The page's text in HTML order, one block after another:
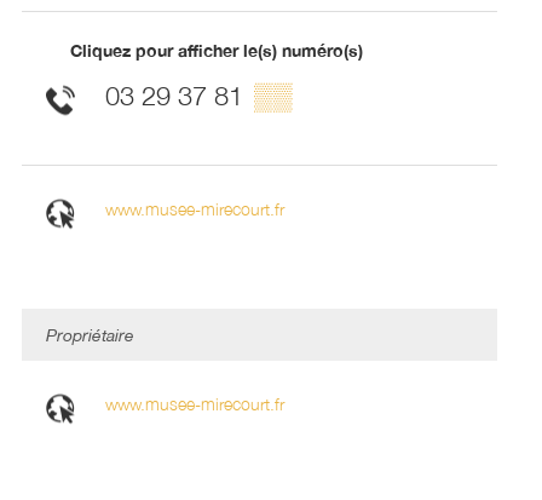
Cliquez pour afficher le(s) numéro(s)
03 29 37 81 ▒▒
www.musee-mirecourt.fr
Propriétaire
www.musee-mirecourt.fr